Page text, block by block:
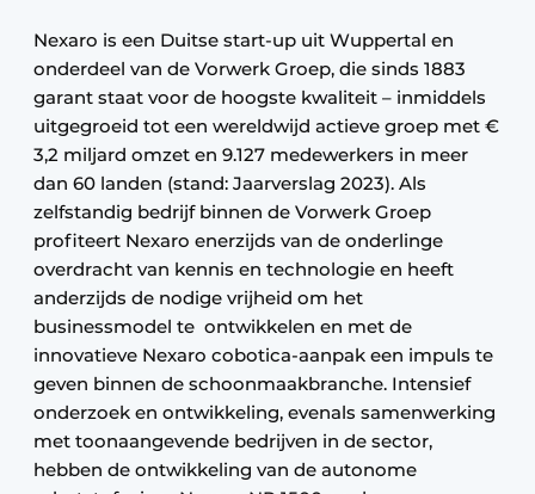
Nexaro is een Duitse start-up uit Wuppertal en
onderdeel van de Vorwerk Groep, die sinds 1883
garant staat voor de hoogste kwaliteit – inmiddels
uitgegroeid tot een wereldwijd actieve groep met €
3,2 miljard omzet en 9.127 medewerkers in meer
dan 60 landen (stand: Jaarverslag 2023). Als
zelfstandig bedrijf binnen de Vorwerk Groep
profiteert Nexaro enerzijds van de onderlinge
overdracht van kennis en technologie en heeft
anderzijds de nodige vrijheid om het
businessmodel te ontwikkelen en met de
innovatieve Nexaro cobotica-aanpak een impuls te
geven binnen de schoonmaakbranche. Intensief
onderzoek en ontwikkeling, evenals samenwerking
met toonaangevende bedrijven in de sector,
hebben de ontwikkeling van de autonome